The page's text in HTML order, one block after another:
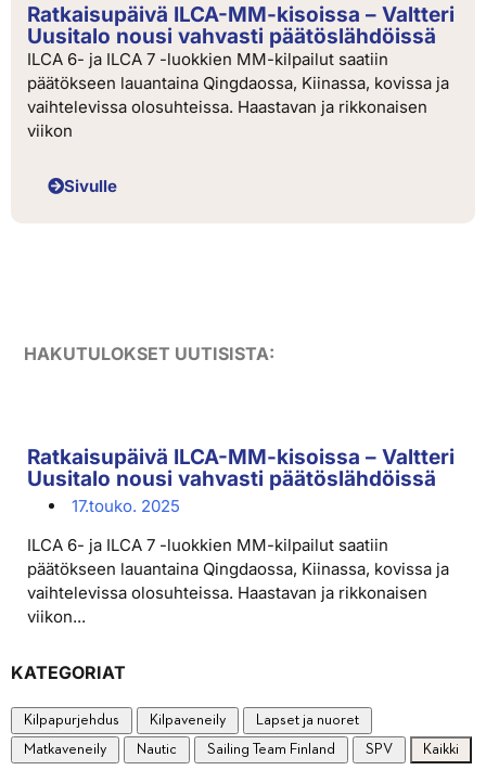
Ratkaisupäivä ILCA-MM-kisoissa – Valtteri
Uusitalo nousi vahvasti päätöslähdöissä
ILCA 6- ja ILCA 7 -luokkien MM-kilpailut saatiin
päätökseen lauantaina Qingdaossa, Kiinassa, kovissa ja
vaihtelevissa olosuhteissa. Haastavan ja rikkonaisen
viikon
Sivulle
HAKUTULOKSET UUTISISTA:
Ratkaisupäivä ILCA-MM-kisoissa – Valtteri
Uusitalo nousi vahvasti päätöslähdöissä
17.touko. 2025
ILCA 6- ja ILCA 7 -luokkien MM-kilpailut saatiin
päätökseen lauantaina Qingdaossa, Kiinassa, kovissa ja
vaihtelevissa olosuhteissa. Haastavan ja rikkonaisen
viikon...
KATEGORIAT
Kilpapurjehdus Kilpaveneily
Lapset ja nuoret
Matkaveneily
Nautic Sailing Team Finland SPV Kaikki